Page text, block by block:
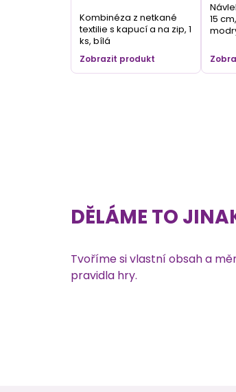
Kombinéza z netkané
textilie s kapucí a na zip, 1
ks, bílá
Zobrazit produkt
15
DĚLÁME TO
Tvoříme si vlastní obsah a
pravidla hry.